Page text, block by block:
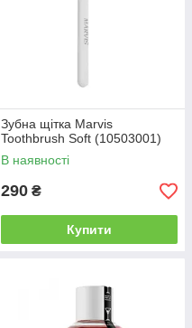
Зубна щітка Marvis
Toothbrush Soft (10503001)
В наявності
290 ₴
Купити